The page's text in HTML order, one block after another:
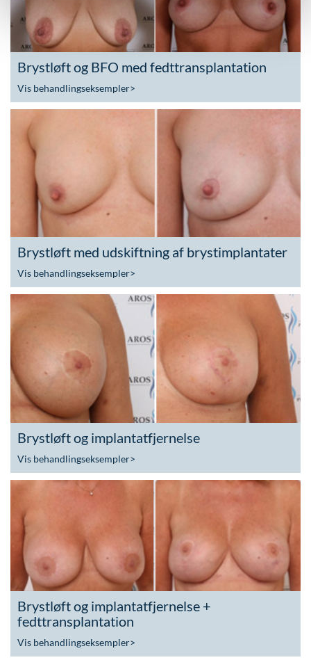
Brystløft og BFO med fedttransplantation
Vis behandlingseksempler>
Brystløft med udskiftning af brystimplantater
Vis behandlingseksempler>
Brystløft og implantatfjernelse
Vis behandlingseksempler>
Brystløft og implantatfjernelse +
fedttransplantation
Vis behandlingseksempler>